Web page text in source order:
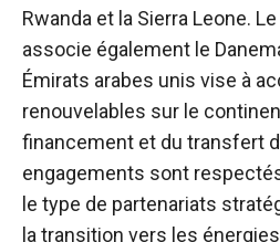
Rwanda et la Sierra Leone.
associe également le
Émirats arabes unis vise à
renouvelables sur le
financement et du transfert
engagements sont
le type de partenariats
la transition vers les